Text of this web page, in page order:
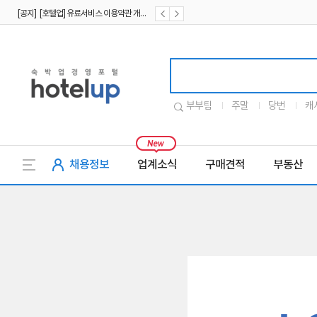
[공지] [호텔업] 유료서비스 이용약관 개정본2 (19.09.02)
부부팀 주말 당번 캐
채용정보 업계소식 구매견적 부동산